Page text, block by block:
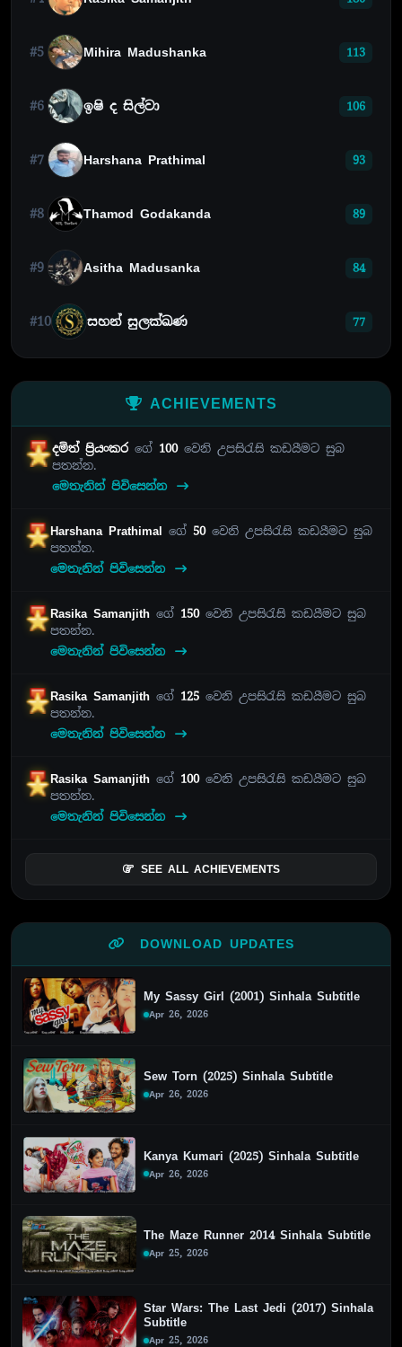
#5 Mihira Madushanka 113
#6 ඉෂි ද සිල්වා 106
#7 Harshana Prathimal 93
#8 Thamod Godakanda 89
#9 Asitha Madusanka 84
#10 සහන් සුලක්ඛණ 77
ACHIEVEMENTS
දමිත් ප්‍රියංකරගේ 100වෙනි උපසිරැසි කඩයීමට සුබ
පතන්න.
මෙතැනින් පිවිසෙන්න
Harshana Prathimal ගේ 50වෙනි උපසිරැසි කඩයීමට සුබ
පතන්න.
මෙතැනින් පිවිසෙන්න
Rasika Samanjithගේ 150වෙනි උපසිරැසි කඩයීමට සුබ
පතන්න.
මෙතැනින් පිවිසෙන්න
Rasika Samanjithගේ 125 වෙනි උපසිරැසි කඩයීමට සුබ
පතන්න.
මෙතැනින් පිවිසෙන්න
Rasika Samanjithගේ 100වෙනි උපසිරැසි කඩයීමට සුබ
පතන්න.
මෙතැනින් පිවිසෙන්න
SEE ALL ACHIEVEMENTS
DOWNLOAD UPDATES
My Sassy Girl (2001) Sinhala Subtitle
Apr 26, 2026
Sew Torn (2025) Sinhala Subtitle
Apr 26, 2026
Kanya Kumari (2025) Sinhala Subtitle
Apr 26, 2026
The Maze Runner 2014 Sinhala Subtitle
Apr 25, 2026
Star Wars: The Last Jedi (2017) Sinhala
Subtitle
Apr 25, 2026